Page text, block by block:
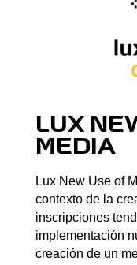
LUX
MEDIA
Lux New Use of
contexto de la
inscripciones
implementación
creación de un